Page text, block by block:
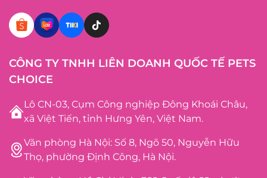
CÔNG TY TNHH LIÊN DOANH QUỐC TẾ PETS
CHOICE
Lô CN-03, Cụm Công nghiệp Đông Khoái Châu,
xã Việt Tiến, tỉnh Hưng Yên, Việt Nam.
Văn phòng Hà Nội: Số 8, Ngõ 50, Nguyễn Hữu
Thọ, phường Định Công, Hà Nội.